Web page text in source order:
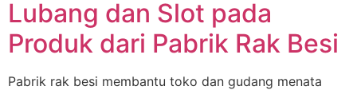
Lubang dan Slot pada
Produk dari Pabrik Rak Besi
Pabrik rak besi membantu toko dan gudang menata